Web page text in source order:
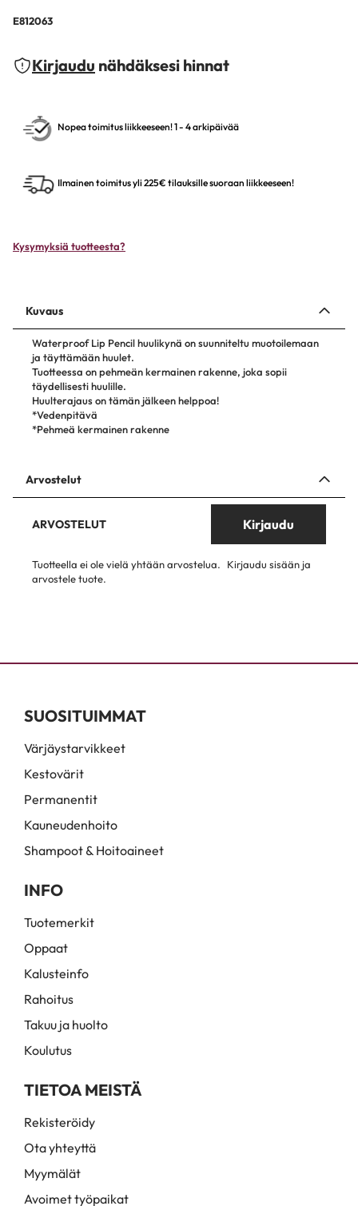
E812063
Kirjaudu nähdäksesi hinnat
Nopea toimitus liikkeeseen! 1 - 4 arkipäivää
Ilmainen toimitus yli 225€ tilauksille suoraan liikkeeseen!
Kysymyksiä tuotteesta?
Kuvaus
Waterproof Lip Pencil huulikynä on suunniteltu muotoilemaan
ja täyttämään huulet.
Tuotteessa on pehmeän kermainen rakenne, joka sopii
täydellisesti huulille.
Huulterajaus on tämän jälkeen helppoa!
*Vedenpitävä
*Pehmeä kermainen rakenne
Arvostelut
ARVOSTELUT Kirjaudu
Tuotteella ei ole vielä yhtään arvostelua.
Kirjaudu sisään ja
arvostele tuote.
SUOSITUIMMAT
Värjäystarvikkeet
Kestovärit
Permanentit
Kauneudenhoito
Shampoot & Hoitoaineet
INFO
Tuotemerkit
Oppaat
Kalusteinfo
Rahoitus
Takuu ja huolto
Koulutus
TIETOA MEISTÄ
Rekisteröidy
Ota yhteyttä
Myymälät
Avoimet työpaikat